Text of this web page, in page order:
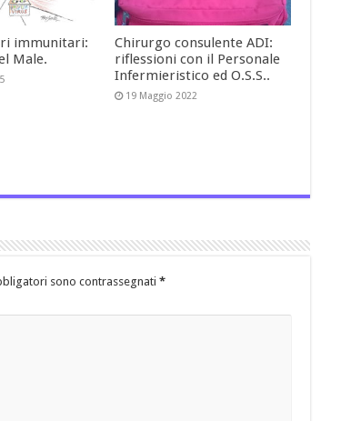
immunitari:
Male.
Chirurgo consulente ADI:
riflessioni con il Personale
Infermieristico ed O.S.S..
19 Maggio 2022
sono contrassegnati *